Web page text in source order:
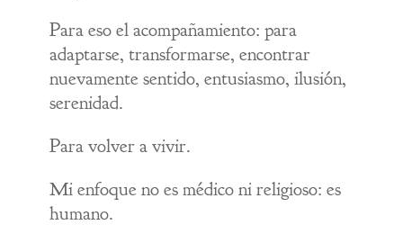
Para eso el acompañamiento: para
adaptarse, transformarse, encontrar
nuevamente sentido, entusiasmo, ilusión,
serenidad.
Para volver a vivir.
Mi enfoque no es médico ni religioso: es
humano.